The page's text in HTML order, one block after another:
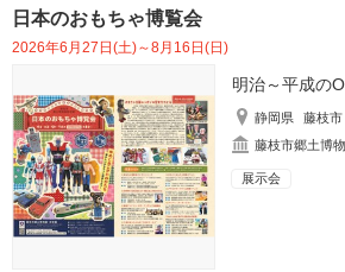
日本のおもちゃ博覧会
2026年6月27日(土)～8月16日(日)
明治～平成の
静岡県
藤枝市
藤枝市郷土博
展示会